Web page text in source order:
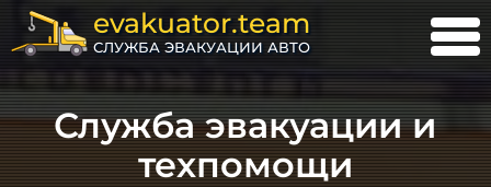
evakuator.team
СЛУЖБА ЭВАКУАЦИИ АВТО
Служба эвакуации и
техпомощи